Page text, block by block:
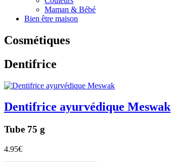
Maman & Bébé
Bien être maison
Cosmétiques
Dentifrice
Dentifrice ayurvédique Meswak
Tube 75 g
4.95€